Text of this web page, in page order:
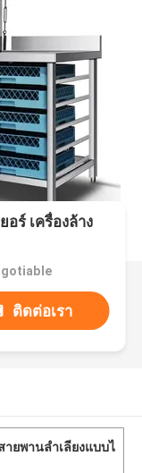
ร์ เครื่องล้าง
ติดต่อเรา
ายพานลำเลียงแบบไ